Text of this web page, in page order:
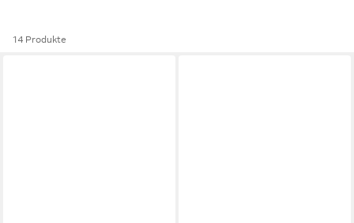
14 Produkte